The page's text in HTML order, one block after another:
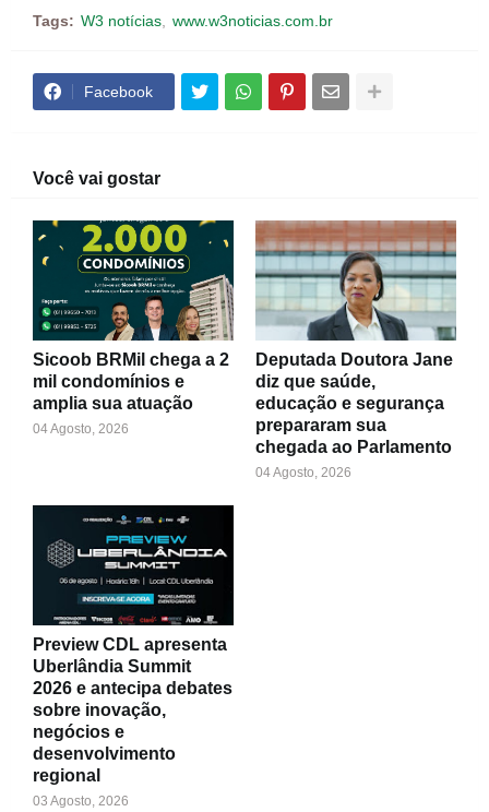
Tags: W3 notícias www.w3noticias.com.br
Facebook
Você vai gostar
Sicoob BRMil chega a 2
mil condomínios e
amplia sua atuação
04 Agosto, 2026
Deputada Doutora Jane
diz que saúde,
educação e segurança
prepararam sua
chegada ao Parlamento
04 Agosto, 2026
Preview CDL apresenta
Uberlândia Summit
2026 e antecipa debates
sobre inovação,
negócios e
desenvolvimento
regional
03 Agosto, 2026